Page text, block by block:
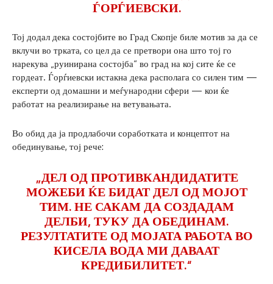
ЃОРЃИЕВСКИ.
Тој додал дека состојбите во Град Скопје биле мотив за да се
вклучи во трката, со цел да се претвори она што тој го
нарекува „руинирана состојба“ во град на кој сите ќе се
гордеат. Ѓорѓиевски истакна дека располага со силен тим —
експерти од домашни и меѓународни сфери — кои ќе
работат на реализирање на ветувањата.
Во обид да ја продлабочи соработката и концептот на
обединување, тој рече:
„ДЕЛ ОД ПРОТИВКАНДИДАТИТЕ
МОЖЕБИ ЌЕ БИДАТ ДЕЛ ОД МОЈОТ
ТИМ. НЕ САКАМ ДА СОЗДАДАМ
ДЕЛБИ, ТУКУ ДА ОБЕДИНАМ.
РЕЗУЛТАТИТЕ ОД МОЈАТА РАБОТА ВО
КИСЕЛА ВОДА МИ ДАВААТ
КРЕДИБИЛИТЕТ.“